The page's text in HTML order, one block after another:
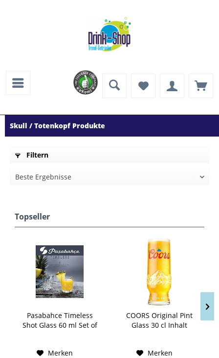
Skull / Totenkopf Produkte
Filtern
Topseller
Pasabahce Timeless
Shot Glass 60 ml Set of
Merken
COORS Original Pint
Glass 30 cl Inhalt
Merken